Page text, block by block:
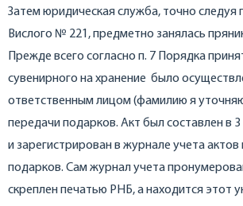
Затем юридическая служба, точно следуя
Вислого № 221, предметно занялась
Прежде всего согласно п. 7 Порядка
сувенирного на хранение было
ответственным лицом (фамилию я
передачи подарков. Акт был составлен в
и зарегистрирован в журнале учета
подарков. Сам журнал учета
скреплен печатью РНБ, а находится этот